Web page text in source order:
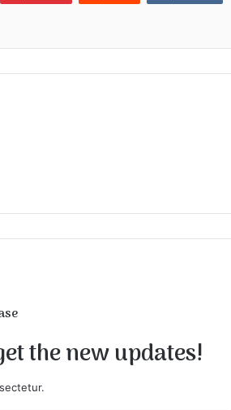
the new updates!